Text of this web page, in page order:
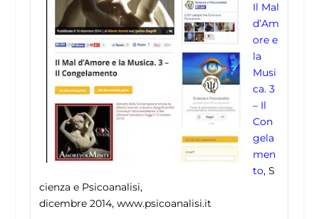
Il Mal
d’Am
ore e
la
Musi
ca. 3
– Il
Con
gela
men
to, S
cienza e Psicoanalisi,
dicembre 2014, www.psicoanalisi.it